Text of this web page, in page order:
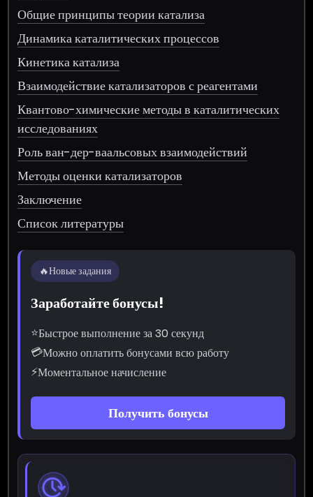
Общие принципы теории катализа
Динамика каталитических процессов
Кинетика катализа
Взаимодействие катализаторов с реагентами
Квантово-химические методы в каталитических
исследованиях
Роль ван-дер-ваальсовых взаимодействий
Методы оценки катализаторов
Заключение
Список литературы
🔥Новые задания
Заработайте бонусы!
⭐Быстрое выполнение за 30 секунд
💳Можно оплатить бонусами всю работу
⚡Моментальное начисление
Получить бонусы